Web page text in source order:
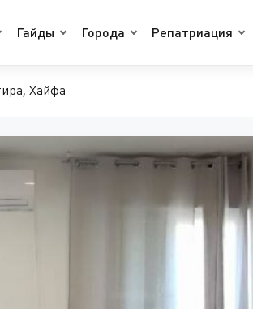
Гайды Города Репатриация
Хайфа